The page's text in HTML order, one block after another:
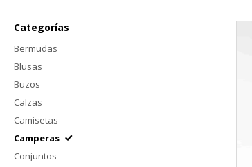
Categorías
Bermudas
Blusas
Buzos
Calzas
Camisetas
Camperas
Conjuntos